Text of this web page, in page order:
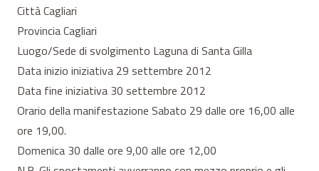
Città Cagliari
Provincia Cagliari
Luogo/Sede di svolgimento Laguna di Santa Gilla
Data inizio iniziativa 29 settembre 2012
Data fine iniziativa 30 settembre 2012
Orario della manifestazione Sabato 29 dalle ore 16,00 alle
ore 19,00.
Domenica 30 dalle ore 9,00 alle ore 12,00